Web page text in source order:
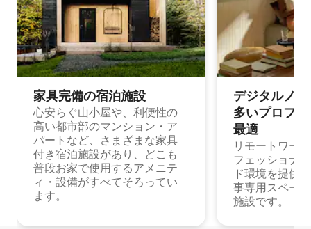
家具完備の宿⁠泊⁠施⁠設
心安らぐ山小屋や、利便性の
高い都市部のマンション・ア
パートなど、さまざまな家具
付き宿泊施設があり、どこも
普段お家で使用するアメニテ
ィ・設備がすべてそろってい
ます。
デジタルノ
多⁠いプ⁠ロ⁠フ⁠
最⁠適
リモートワー
フェッショナ
ド環境を提供
事専用スペー
施設です。